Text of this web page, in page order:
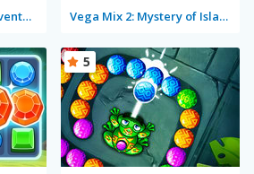
Frogtastic Marble Adventure Vega Mix 2: Mystery of Island
5